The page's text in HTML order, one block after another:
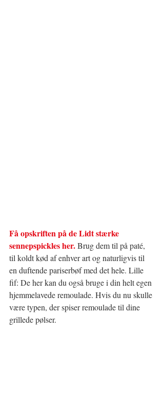
Få opskriften på de Lidt stærke
sennepspickles her. Brug dem til på paté,
til koldt kød af enhver art og naturligvis til
en duftende pariserbøf med det hele. Lille
fif: De her kan du også bruge i din helt egen
hjemmelavede remoulade. Hvis du nu skulle
være typen, der spiser remoulade til dine
grillede pølser.